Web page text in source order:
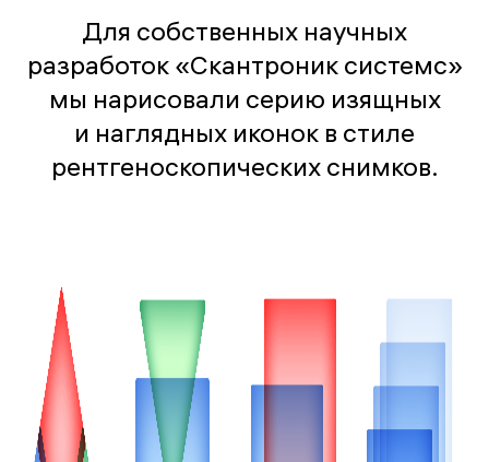
Для собственных научных
разработок «Скантроник системс»
мы нарисовали серию изящных
и наглядных иконок в стиле
рентгеноскопических снимков.